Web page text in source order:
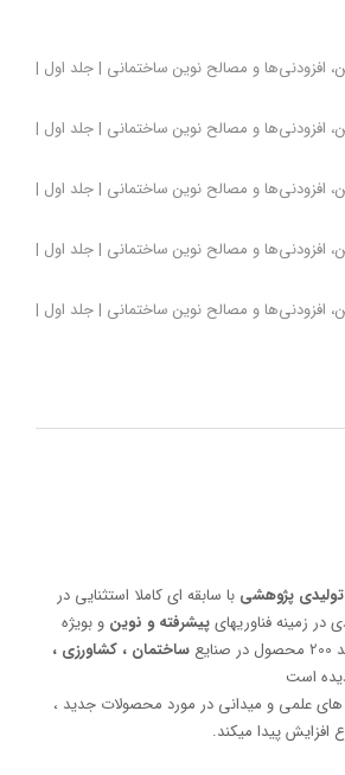
افزودنی‌ها و مصالح نوین ساختمانی | جلد اول |
افزودنی‌ها و مصالح نوین ساختمانی | جلد اول |
افزودنی‌ها و مصالح نوین ساختمانی | جلد اول |
افزودنی‌ها و مصالح نوین ساختمانی | جلد اول |
افزودنی‌ها و مصالح نوین ساختمانی | جلد اول |
تولیدی پژوهشی با سابقه ای کاملا استثنایی در
در زمینه فناوریهایپیشرفته و نوین و بویژه
ساختمان ، کشاورزی ،
است
های علمی و میدانی در مورد محصولات جدید ،